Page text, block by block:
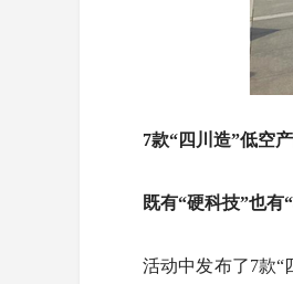
7款“四川造”低空
既有“硬科技”也有
活动中发布了7款“